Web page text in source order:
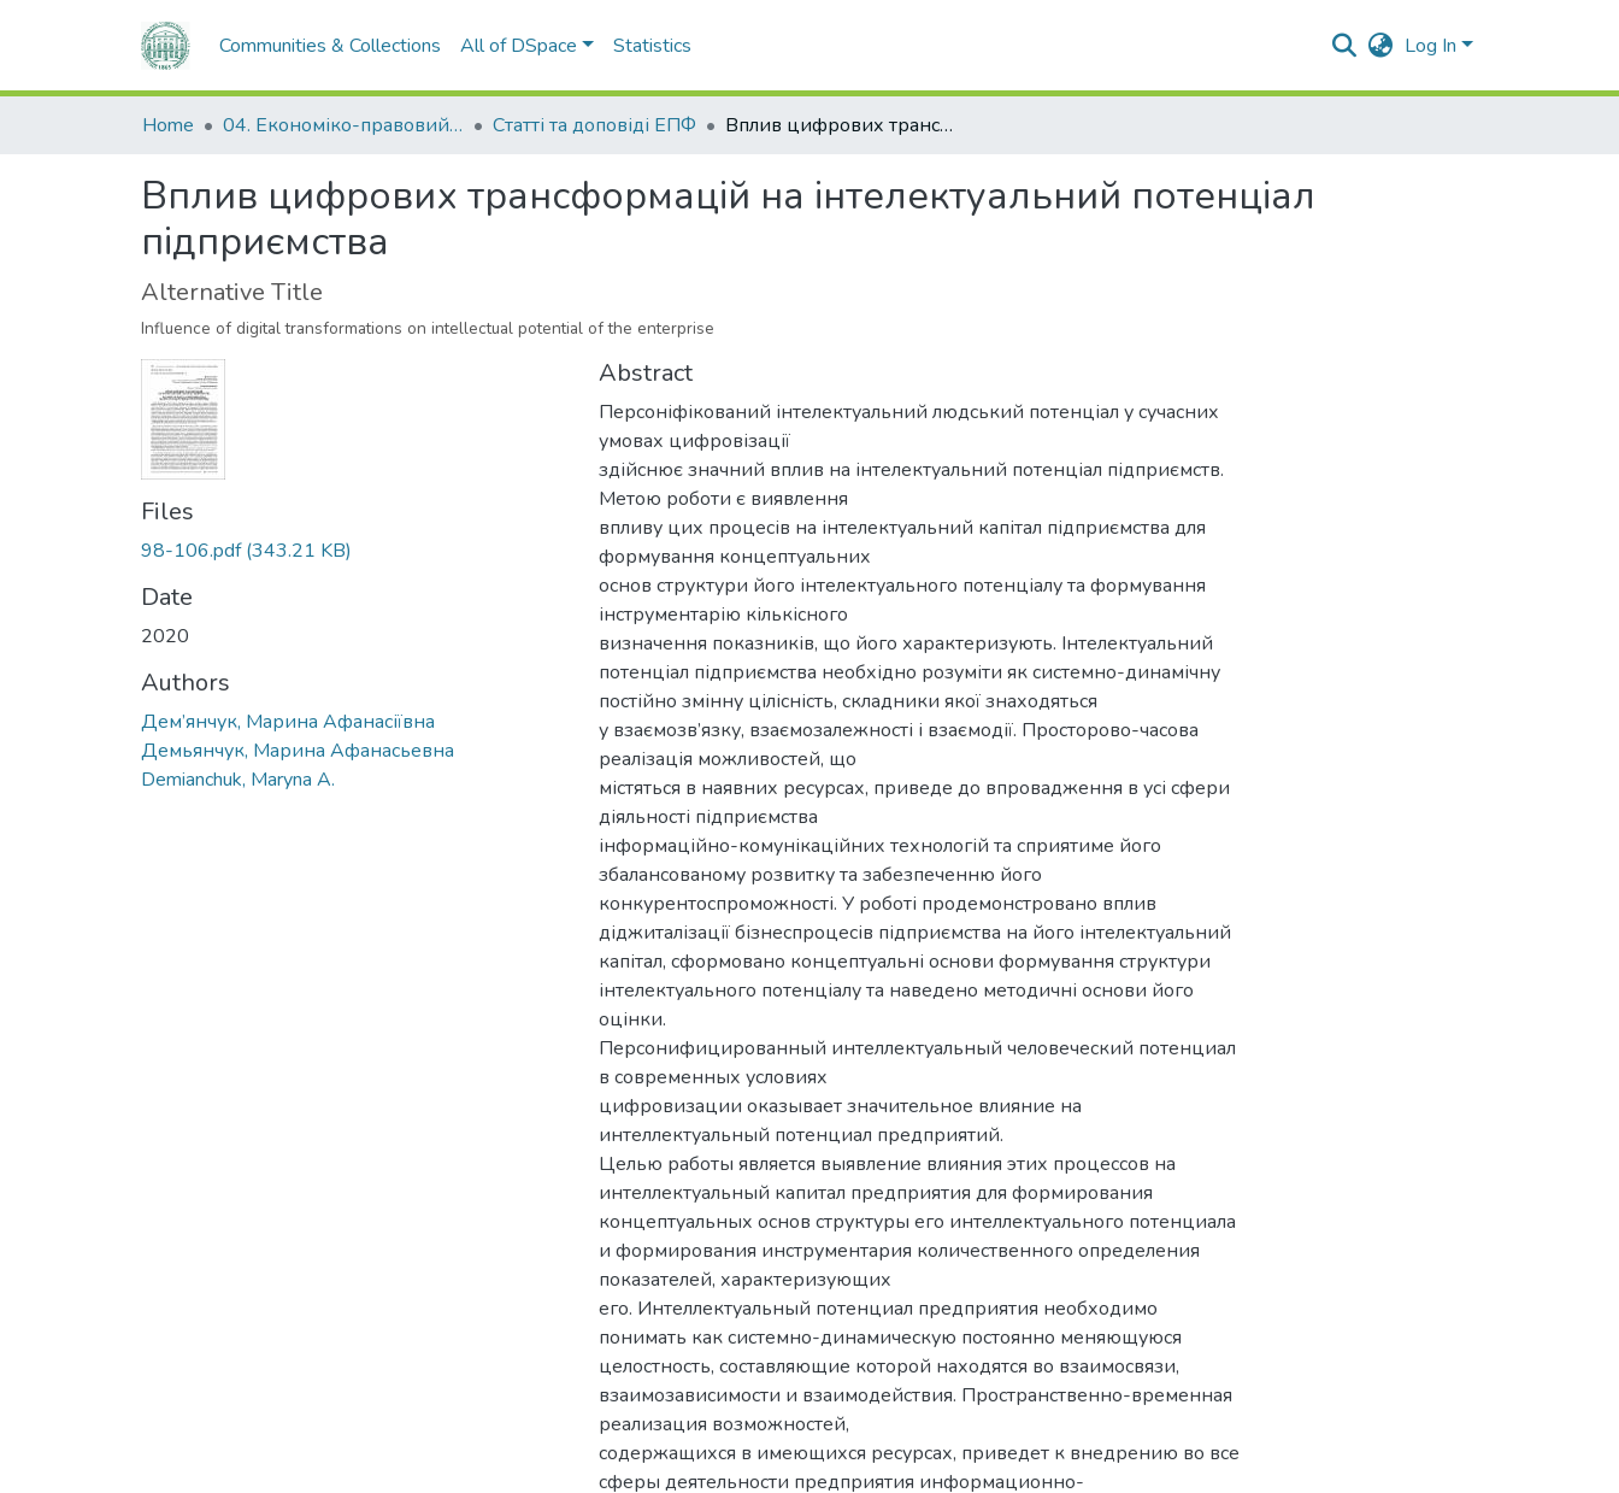
Communities & Collections All of DSpace Statistics Log In
Home 04. Економіко-правовий факультет Статті та доповіді ЕПФ Вплив цифрових трансформацій на інтелектуальний потенціал підприємства
Вплив цифрових трансформацій на інтелектуальний потенціал
підприємства
Alternative Title
Influence of digital transformations on intellectual potential of the enterprise
Files
98-106.pdf(343.21 KB)
Date
2020
Authors
Дем’янчук, Марина Афанасіївна
Демьянчук, Марина Афанасьевна
Demianchuk, Maryna A.
Abstract
Персоніфікований інтелектуальний людський потенціал у сучасних
умовах цифровізації
здійснює значний вплив на інтелектуальний потенціал підприємств.
Метою роботи є виявлення
впливу цих процесів на інтелектуальний капітал підприємства для
формування концептуальних
основ структури його інтелектуального потенціалу та формування
інструментарію кількісного
визначення показників, що його характеризують. Інтелектуальний
потенціал підприємства необхідно розуміти як системно-динамічну
постійно змінну цілісність, складники якої знаходяться
у взаємозв’язку, взаємозалежності і взаємодії. Просторово-часова
реалізація можливостей, що
містяться в наявних ресурсах, приведе до впровадження в усі сфери
діяльності підприємства
інформаційно-комунікаційних технологій та сприятиме його
збалансованому розвитку та забезпеченню його
конкурентоспроможності. У роботі продемонстровано вплив
діджиталізації бізнеспроцесів підприємства на його інтелектуальний
капітал, сформовано концептуальні основи формування структури
інтелектуального потенціалу та наведено методичні основи його
оцінки.
Персонифицированный интеллектуальный человеческий потенциал
в современных условиях
цифровизации оказывает значительное влияние на
интеллектуальный потенциал предприятий.
Целью работы является выявление влияния этих процессов на
интеллектуальный капитал предприятия для формирования
концептуальных основ структуры его интеллектуального потенциала
и формирования инструментария количественного определения
показателей, характеризующих
его. Интеллектуальный потенциал предприятия необходимо
понимать как системно-динамическую постоянно меняющуюся
целостность, составляющие которой находятся во взаимосвязи,
взаимозависимости и взаимодействия. Пространственно-временная
реализация возможностей,
содержащихся в имеющихся ресурсах, приведет к внедрению во все
сферы деятельности предприятия информационно-